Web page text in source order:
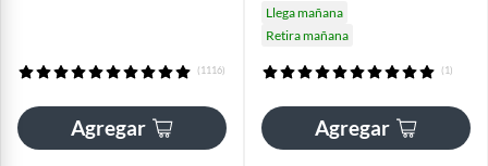
(1116)
Agregar
Llega mañana
Retira mañana
(1)
Agregar